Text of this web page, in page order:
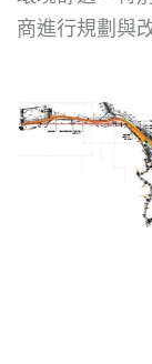
商進行規劃與